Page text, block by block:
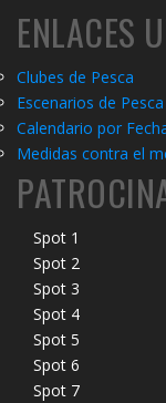
ENLACES
Clubes de Pesca
Escenarios de Pesca
Calendario por
Medidas contra el
Spot 1
Spot 2
Spot 3
Spot 4
Spot 5
Spot 6
Spot 7